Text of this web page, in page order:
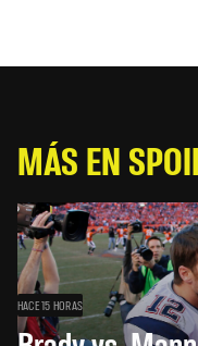
MÁS EN
HACE 15 HORAS